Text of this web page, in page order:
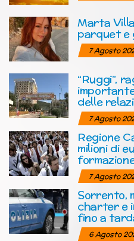
Marta
parquet e
7 Agosto
“Ruggi”,
delle
7 Agosto
Regione
milioni di
7 Agosto
Sorrento,
charter e
fino a
6 Agosto